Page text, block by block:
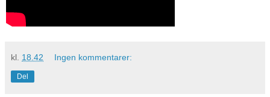
kl. 18.42 Ingen kommentarer:
Del